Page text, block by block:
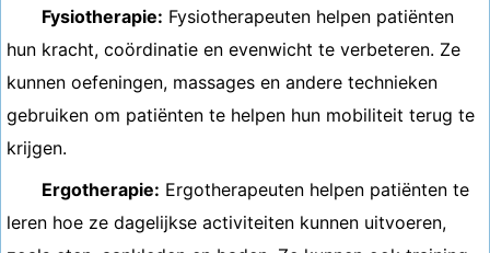
Fysiotherapie: Fysiotherapeuten helpen patiënten
hun kracht, coördinatie en evenwicht te verbeteren. Ze
kunnen oefeningen, massages en andere technieken
gebruiken om patiënten te helpen hun mobiliteit terug te
krijgen.
Ergotherapie: Ergotherapeuten helpen patiënten te
leren hoe ze dagelijkse activiteiten kunnen uitvoeren,